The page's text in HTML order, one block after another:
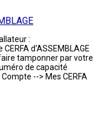
:
d'ASSEMBLAGE
tamponner par votre
de capacité
--> Mes CERFA